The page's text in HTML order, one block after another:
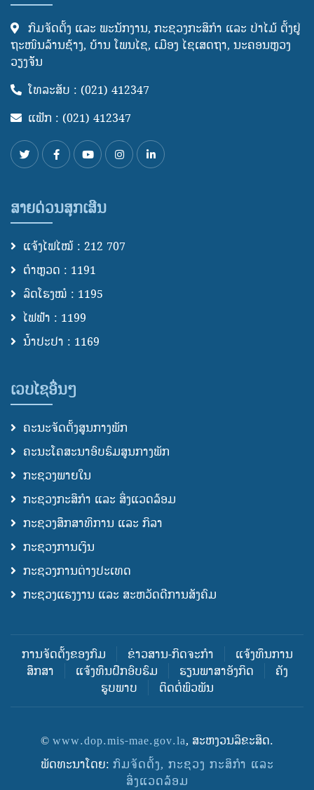
ກົມຈັດຕັ້ງ ແລະ ພະນັກງານ, ກະຊວງກະສິກໍາ ແລະ ປ່າໄມ້ ຕັ້ງຢູ່
ຖະໜົນລ້ານຊ້າງ, ບ້ານ ໂພນໄຊ, ເມືອງ ໄຊເສດຖາ, ນະຄອນຫຼວງ
ວຽງຈັັນ
ໂທລະສັບ : (021) 412347
ແຟັກ : (021) 412347
ສາຍດ່ວນສຸກເສີນ
ແຈ້ງໄຟໄໝ້ : 212 707
ຕຳຫຼວດ : 1191
ລົດໂຮງໝໍ : 1195
ໄຟຟ້າ : 1199
ນ້ຳປະປາ : 1169
ເວບໄຊອື່ນໆ
ຄະນະຈັດຕັ້ງສູນກາງພັກ
ຄະນະໂຄສະນາອົບຮົມສູນກາງພັກ
ກະຊວງພາຍໃນ
ກະຊວງກະສິກຳ ແລະ ສິ່ງແວດລ້ອມ
ກະຊວງສຶກສາທິການ ແລະ ກິລາ
ກະຊວງການເງິນ
ກະຊວງການຕ່າງປະເທດ
ກະຊວງແຮງງານ ແລະ ສະຫວັດດີການສັງຄົມ
ການຈັດຕັ້ງຂອງກົມ ຂ່າວສານ-ກິດຈະກຳ
ແຈ້ງທຶນການ
ສຶກສາ
ແຈ້ງທຶນຝຶກອົບຮົມ ຮຽນພາສາອັງກິດ
ຄັງ
ຮູບພາບ
ຕິດຕໍ່ພົວພັນ
© www.dop.mis-mae.gov.la, ສະຫງວນລິຂະສິດ.
ພັດທະນາໂດຍ: ກົມຈັດຕັ້ງ, ກະຊວງ ກະສິກຳ ແລະ
ສິ່ງແວດລ້ອມ